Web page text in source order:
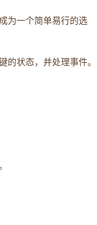
为一个简单易行的选
的状态，并处理事件。